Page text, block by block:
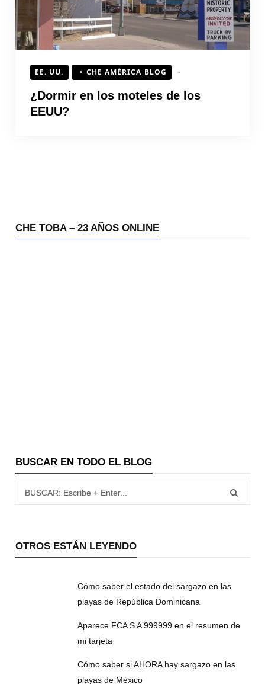
EE. UU. CHE AMÉRICA BLOG
¿Dormir en los moteles de los
EEUU?
CHE TOBA – 23 AÑOS ONLINE
BUSCAR EN TODO EL BLOG
OTROS ESTÁN LEYENDO
Cómo saber el estado del sargazo en las
playas de República Dominicana
Aparece FCA S A 999999 en el resumen de
mi tarjeta
Cómo saber si AHORA hay sargazo en las
playas de México